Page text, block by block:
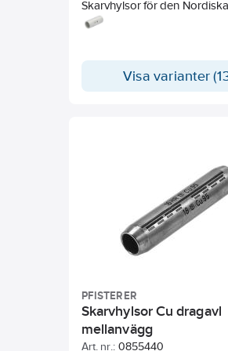
Skarvhylsor för den Nordiska
marknaden. Passar till
Ytbehandling: > 4mc Sn
Ytterdiameter på halsen (B-
Vid pressning med 6-
skall halsmärkning och
överensstämma.
Visa varianter
PFISTERER
Skarvhylsor Cu dragavl
mellanvägg
Art. nr.: 0855440